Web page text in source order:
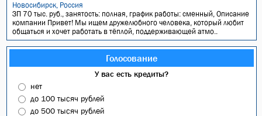
Новосибирск, Россия
ЗП 70 тыс. руб., занятость: полная, график работы: сменный, Описание
компании Привет! Мы ищем дружелюбного человека, который любит
общаться и хочет работать в тёплой, поддерживающей атмо..
Голосование
У вас есть кредиты?
нет
до 100 тысяч рублей
до 500 тысяч рублей